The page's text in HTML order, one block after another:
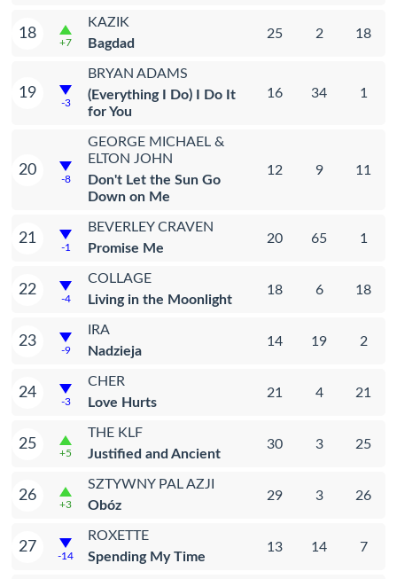
18
+7
KAZIK
Bagdad
25 2 18
19
-3
BRYAN ADAMS
(Everything I Do) I Do It
for You
16 34 1
20
-8
GEORGE MICHAEL &
ELTON JOHN
Don't Let the Sun Go
Down on Me
12 9 11
21
-1
BEVERLEY CRAVEN
Promise Me
20 65 1
22
-4
COLLAGE
Living in the Moonlight
18 6 18
23
-9
IRA
Nadzieja
14 19 2
24
-3
CHER
Love Hurts
21 4 21
25
+5
THE KLF
Justified and Ancient
30 3 25
26
+3
SZTYWNY PAL AZJI
Obóz
29 3 26
27
-14
ROXETTE
Spending My Time
13 14 7